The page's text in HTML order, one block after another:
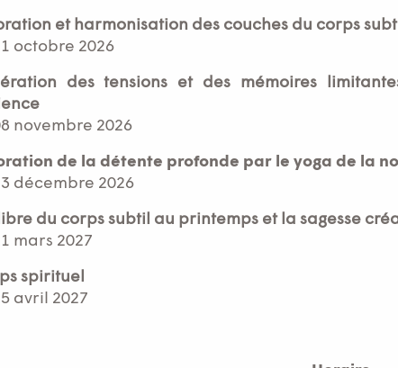
et harmonisation des couches du corps
octobre 2026
des tensions et des mémoires
novembre 2026
de la détente profonde par le yoga de la
décembre 2026
du corps subtil au printemps et la sagesse
mars 2027
spirituel
avril 2027